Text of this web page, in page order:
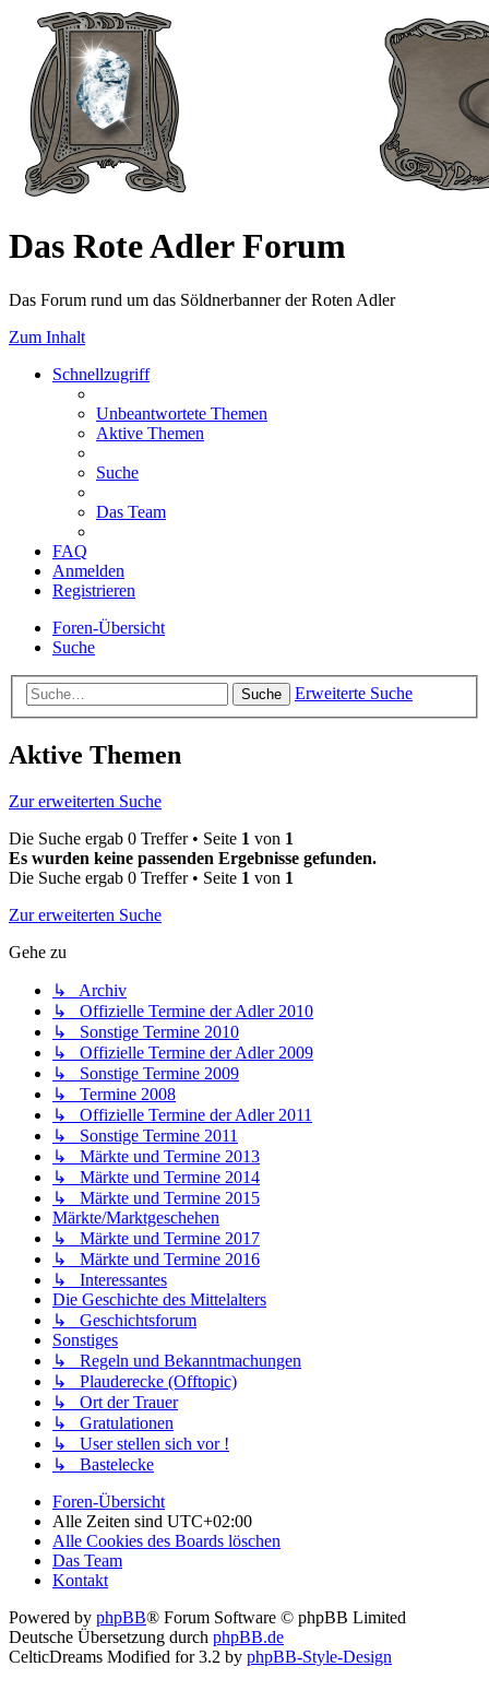
Das Rote Adler Forum
Das Forum rund um das Söldnerbanner der Roten Adler
Zum Inhalt
Schnellzugriff
Unbeantwortete Themen
Aktive Themen
Suche
Das Team
FAQ
Anmelden
Registrieren
Foren-Übersicht
Suche
Suche Erweiterte Suche
Aktive Themen
Zur erweiterten Suche
Die Suche ergab 0 Treffer • Seite 1 von 1
Es wurden keine passenden Ergebnisse gefunden.
Die Suche ergab 0 Treffer • Seite 1 von 1
Zur erweiterten Suche
Gehe zu
↳ Archiv
↳ Offizielle Termine der Adler 2010
↳ Sonstige Termine 2010
↳ Offizielle Termine der Adler 2009
↳ Sonstige Termine 2009
↳ Termine 2008
↳ Offizielle Termine der Adler 2011
↳ Sonstige Termine 2011
↳ Märkte und Termine 2013
↳ Märkte und Termine 2014
↳ Märkte und Termine 2015
Märkte/Marktgeschehen
↳ Märkte und Termine 2017
↳ Märkte und Termine 2016
↳ Interessantes
Die Geschichte des Mittelalters
↳ Geschichtsforum
Sonstiges
↳ Regeln und Bekanntmachungen
↳ Plauderecke (Offtopic)
↳ Ort der Trauer
↳ Gratulationen
↳ User stellen sich vor !
↳ Bastelecke
Foren-Übersicht
Alle Zeiten sind UTC+02:00
Alle Cookies des Boards löschen
Das Team
Kontakt
Powered by phpBB® Forum Software © phpBB Limited
Deutsche Übersetzung durch phpBB.de
CelticDreams Modified for 3.2 by phpBB-Style-Design